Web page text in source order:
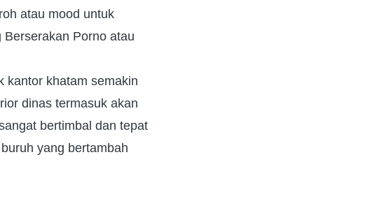
atau mood untuk
Porno atau
kantor khatam semakin
dinas termasuk akan
bertimbal dan tepat
yang bertambah